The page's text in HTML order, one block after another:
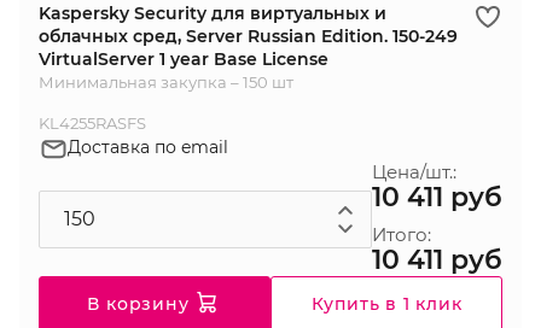
Kaspersky Security для виртуальных и
облачных сред, Server Russian Edition. 150-249
VirtualServer 1 year Base License
Минимальная закупка – 150 шт
KL4255RASFS
Доставка по email
Цена/шт.:
10 411 руб
Итого:
10 411 руб
В корзину Купить в 1 клик